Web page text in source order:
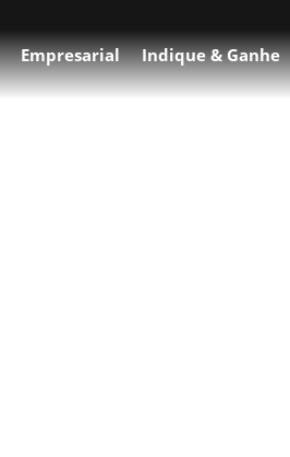
Empresarial Indique & Ganhe